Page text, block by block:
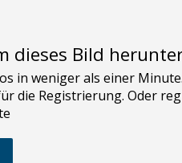
dieses Bild